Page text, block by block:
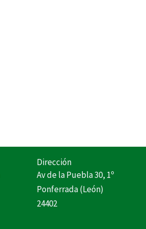
Dirección
Av de la Puebla 30, 1º
Ponferrada (León)
24402